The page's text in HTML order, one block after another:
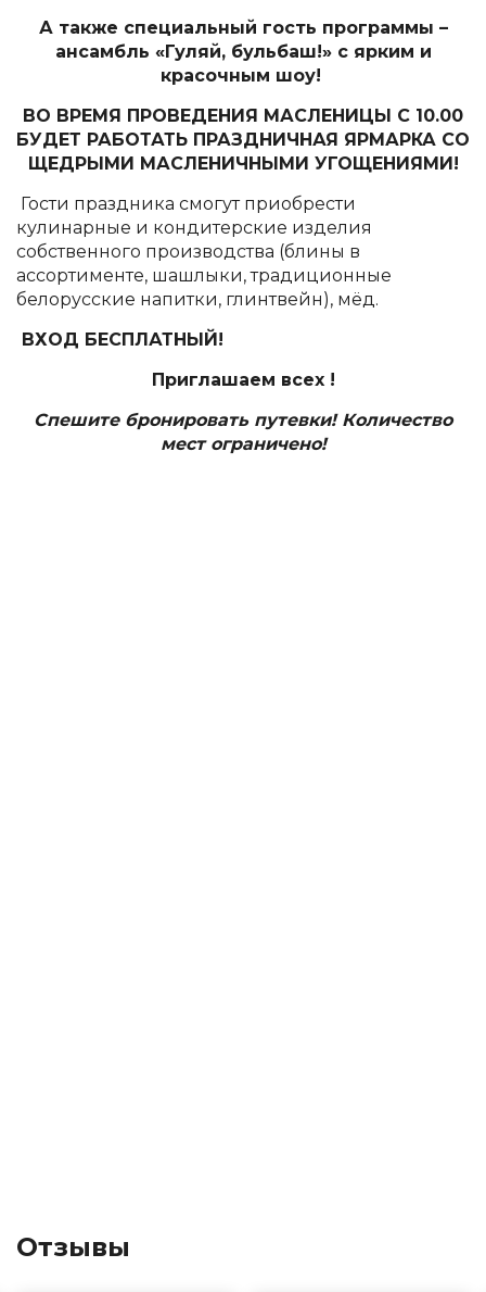
А также специальный гость программы –
ансамбль «Гуляй, бульбаш!» с ярким и
красочным шоу!
ВО ВРЕМЯ ПРОВЕДЕНИЯ МАСЛЕНИЦЫ С 10.00
БУДЕТ РАБОТАТЬ ПРАЗДНИЧНАЯ ЯРМАРКА СО
ЩЕДРЫМИ МАСЛЕНИЧНЫМИ УГОЩЕНИЯМИ!
Гости праздника смогут приобрести
кулинарные и кондитерские изделия
собственного производства (блины в
ассортименте, шашлыки, традиционные
белорусские напитки, глинтвейн), мёд.
ВХОД БЕСПЛАТНЫЙ!
Приглашаем всех !
Спешите бронировать путевки! Количество
мест ограничено!
Отзывы